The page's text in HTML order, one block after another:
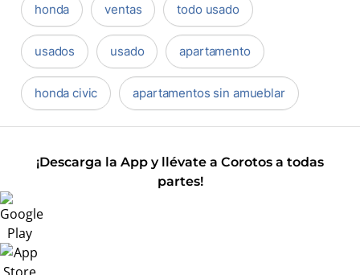
honda ventas todo usado
usados usado apartamento
honda civic apartamentos sin amueblar
¡Descarga la App y llévate a Corotos a todas
partes!